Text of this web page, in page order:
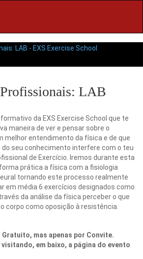
LAB
formativo da EXS Exercise School que te
maneira de ver e pensar sobre o
melhor entendimento da física e de que
do seu conhecimento interfere com o teu
de Exercício. Iremos durante esta
prática a física com a fisiologia
tornando este processo realmente
em média 6 exercícios designados como
da análise da física perceber o que
corpo como oposição à resistência.
Gratuito, mas apenas por Convite.
em baixo, a página do evento